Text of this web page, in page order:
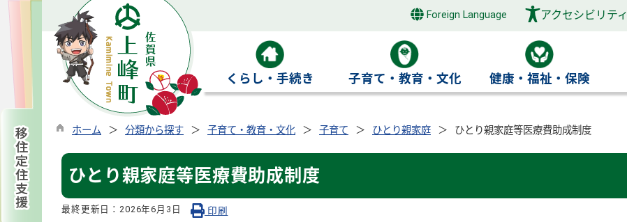
Foreign Language アクセシビリティ
くらし・手続き 子育て・教育・文化 健康・福祉・保険
ホーム 分類から探す 子育て・教育・文化 子育て ひとり親家庭 ひとり親家庭等医療費助成制度
ひとり親家庭等医療費助成制度
最終更新日：2026年6月3日 印刷